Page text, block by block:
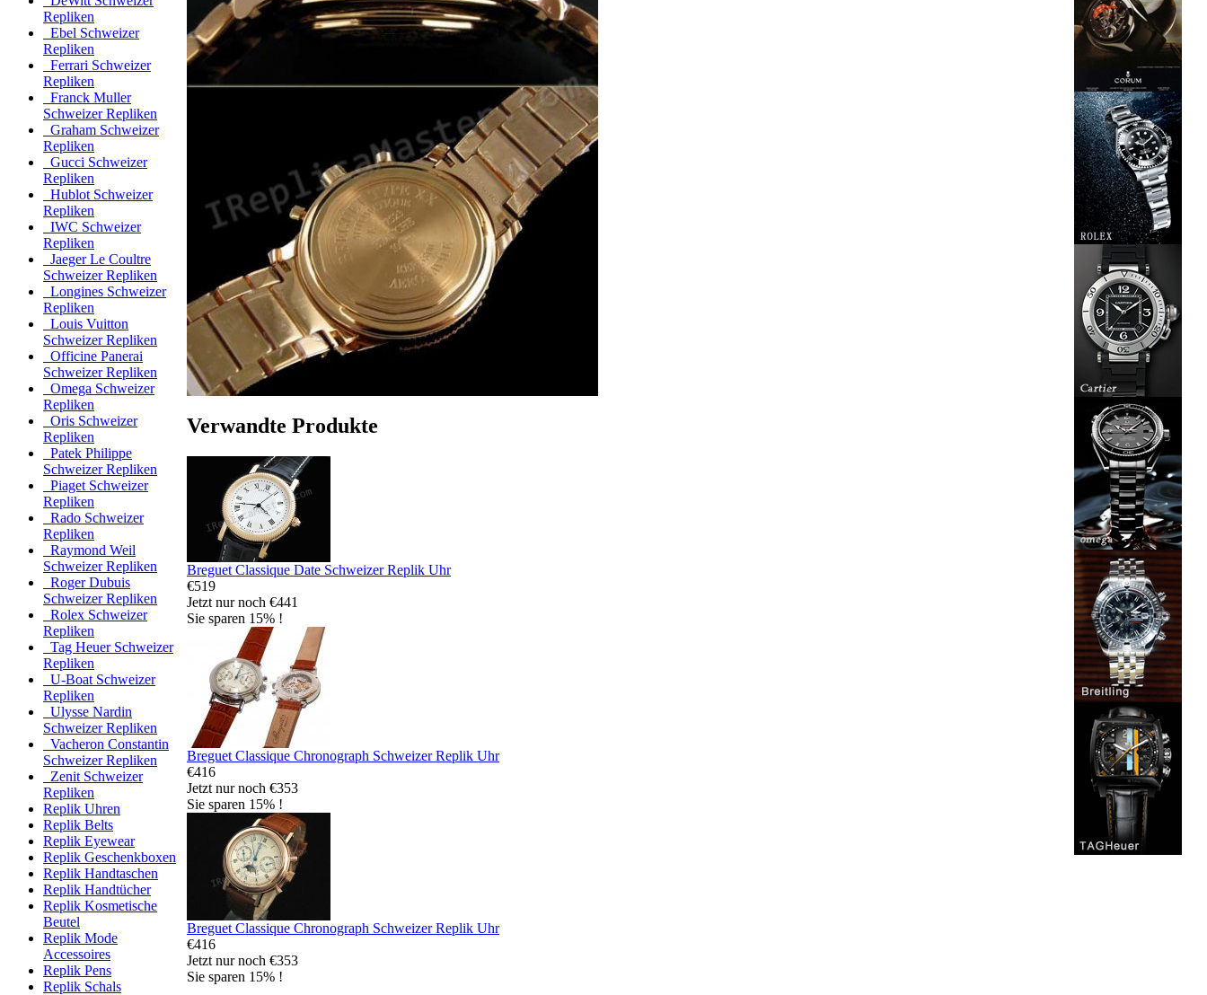
Repliken
Ebel Schweizer
Repliken
Ferrari Schweizer
Repliken
Franck Muller
Schweizer Repliken
Graham Schweizer
Repliken
Gucci Schweizer
Repliken
Hublot Schweizer
Repliken
IWC Schweizer
Repliken
Jaeger Le Coultre
Schweizer Repliken
Longines Schweizer
Repliken
Louis Vuitton
Schweizer Repliken
Officine Panerai
Schweizer Repliken
Omega Schweizer
Repliken
Oris Schweizer
Repliken
Patek Philippe
Schweizer Repliken
Piaget Schweizer
Repliken
Rado Schweizer
Repliken
Raymond Weil
Schweizer Repliken
Roger Dubuis
Schweizer Repliken
Rolex Schweizer
Repliken
Tag Heuer Schweizer
Repliken
U-Boat Schweizer
Repliken
Ulysse Nardin
Schweizer Repliken
Vacheron Constantin
Schweizer Repliken
Zenit Schweizer
Repliken
Replik Uhren
Replik Belts
Replik Eyewear
Replik Geschenkboxen
Replik Handtaschen
Replik Handtücher
Replik Kosmetische
Beutel
Replik Mode
Accessoires
Replik Pens
Replik Schals
Verwandte Produkte
Breguet Classique Date Schweizer Replik Uhr
€519
Jetzt nur noch €441
Sie sparen 15% !
Breguet Classique Chronograph Schweizer Replik Uhr
€416
Jetzt nur noch €353
Sie sparen 15% !
Breguet Classique Chronograph Schweizer Replik Uhr
€416
Jetzt nur noch €353
Sie sparen 15% !